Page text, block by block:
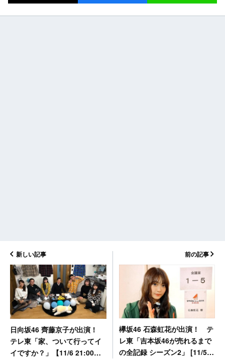
新しい記事
日向坂46 齊藤京子が出演！
テレ東「家、ついて行ってイ
イですか？」【11/6 21:00
前の記事
欅坂46 石森虹花が出演！ テ
レ東「吉本坂46が売れるまで
の全記録 シーズン2」 [11/5